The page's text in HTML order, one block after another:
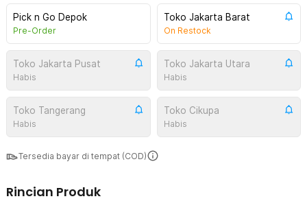
Pick n Go Depok
Pre-Order
Toko Jakarta Barat
On Restock
Toko Jakarta Pusat
Habis
Toko Jakarta Utara
Habis
Toko Tangerang
Habis
Toko Cikupa
Habis
Tersedia bayar di tempat (COD)
Rincian Produk